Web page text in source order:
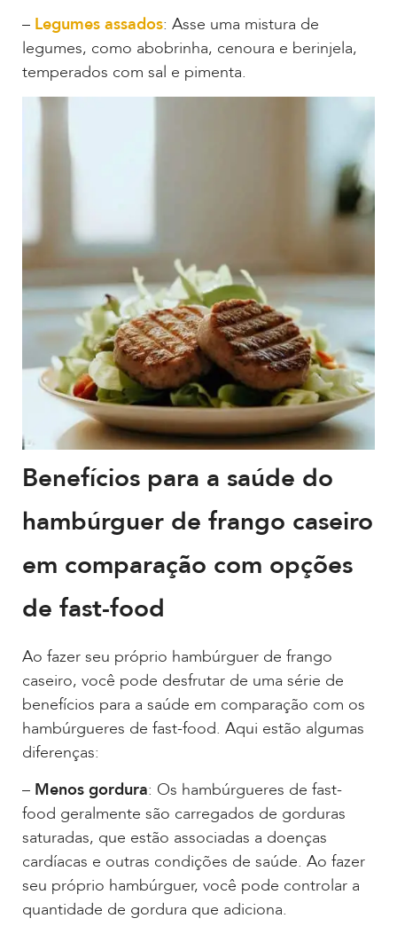
– Legumes assados: Asse uma mistura de
legumes, como abobrinha, cenoura e berinjela,
temperados com sal e pimenta.
Benefícios para a saúde do
hambúrguer de frango caseiro
em comparação com opções
de fast-food
Ao fazer seu próprio hambúrguer de frango
caseiro, você pode desfrutar de uma série de
benefícios para a saúde em comparação com os
hambúrgueres de fast-food. Aqui estão algumas
diferenças:
– Menos gordura: Os hambúrgueres de fast-
food geralmente são carregados de gorduras
saturadas, que estão associadas a doenças
cardíacas e outras condições de saúde. Ao fazer
seu próprio hambúrguer, você pode controlar a
quantidade de gordura que adiciona.